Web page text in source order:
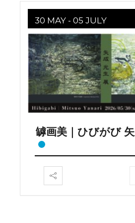
30 MAY - 05 JULY
罅画美｜ひびがび